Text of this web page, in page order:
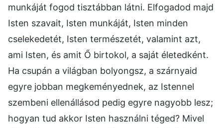
munkáját fogod tisztábban látni. Elfogadod majd
Isten szavait, Isten munkáját, Isten minden
cselekedetét, Isten természetét, valamint azt,
ami Isten, és amit Ő birtokol, a saját életedként.
Ha csupán a világban bolyongsz, a szárnyaid
egyre jobban megkeményednek, az Istennel
szembeni ellenállásod pedig egyre nagyobb lesz;
hogyan tud akkor Isten használni téged? Mivel